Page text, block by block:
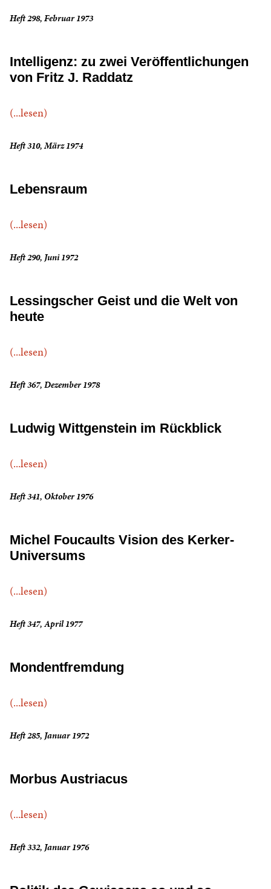
Heft 298, Februar 1973
Intelligenz: zu zwei Veröffentlichungen
von Fritz J. Raddatz
(...lesen)
Heft 310, März 1974
Lebensraum
(...lesen)
Heft 290, Juni 1972
Lessingscher Geist und die Welt von
heute
(...lesen)
Heft 367, Dezember 1978
Ludwig Wittgenstein im Rückblick
(...lesen)
Heft 341, Oktober 1976
Michel Foucaults Vision des Kerker-
Universums
(...lesen)
Heft 347, April 1977
Mondentfremdung
(...lesen)
Heft 285, Januar 1972
Morbus Austriacus
(...lesen)
Heft 332, Januar 1976